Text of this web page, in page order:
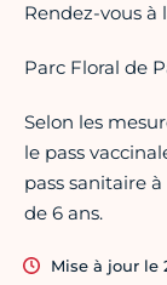
Rendez-vous à
Parc Floral de
Selon les
le pass
pass sanitaire
de 6 ans.
Mise à jour le